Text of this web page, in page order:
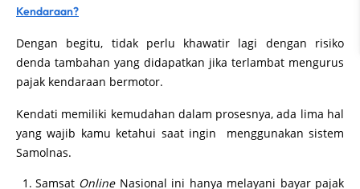
Kendaraan?
Dengan begitu, tidak perlu khawatir lagi dengan risiko
denda tambahan yang didapatkan jika terlambat mengurus
pajak kendaraan bermotor.
Kendati memiliki kemudahan dalam prosesnya, ada lima hal
yang wajib kamu ketahui saat ingin menggunakan sistem
Samolnas.
Samsat OnlineNasional ini hanya melayani bayar pajak